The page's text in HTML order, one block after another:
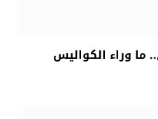
وراء الكواليس